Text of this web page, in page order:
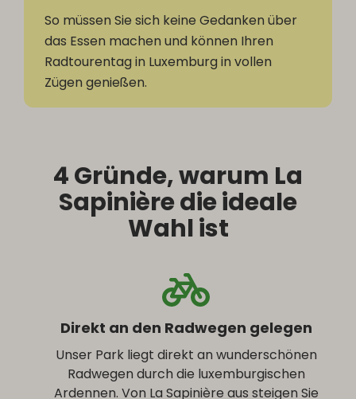
So müssen Sie sich keine Gedanken über
das Essen machen und können Ihren
Radtourentag in Luxemburg in vollen
Zügen genießen.
4 Gründe, warum La
Sapinière die ideale
Wahl ist
Direkt an den Radwegen gelegen
Unser Park liegt direkt an wunderschönen
Radwegen durch die luxemburgischen
Ardennen. Von La Sapinière aus steigen Sie